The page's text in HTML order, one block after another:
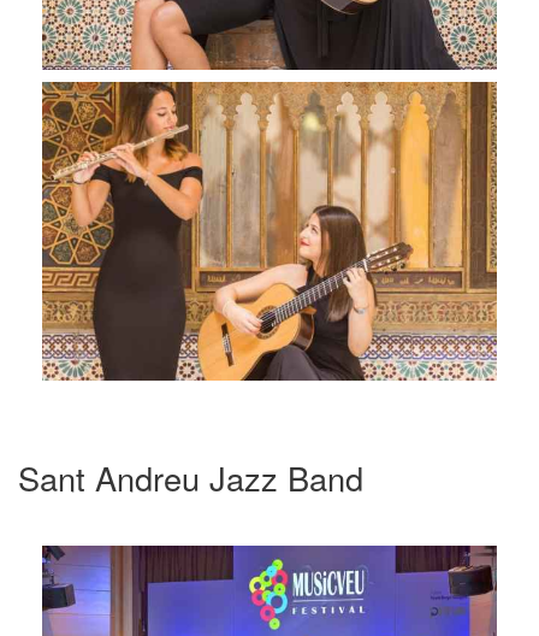
Sant Andreu Jazz Band